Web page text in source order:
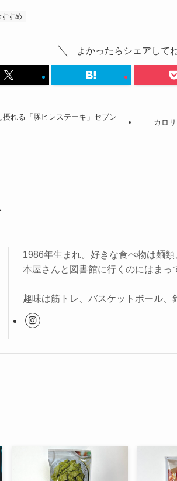
すすめ
よかったらシェアして
摂れる「豚ヒレステーキ」セブン
カロ
1986年生まれ。好きな食べ物は麺
本屋さんと図書館に行くのにはまっ
趣味は筋トレ、バスケットボール、